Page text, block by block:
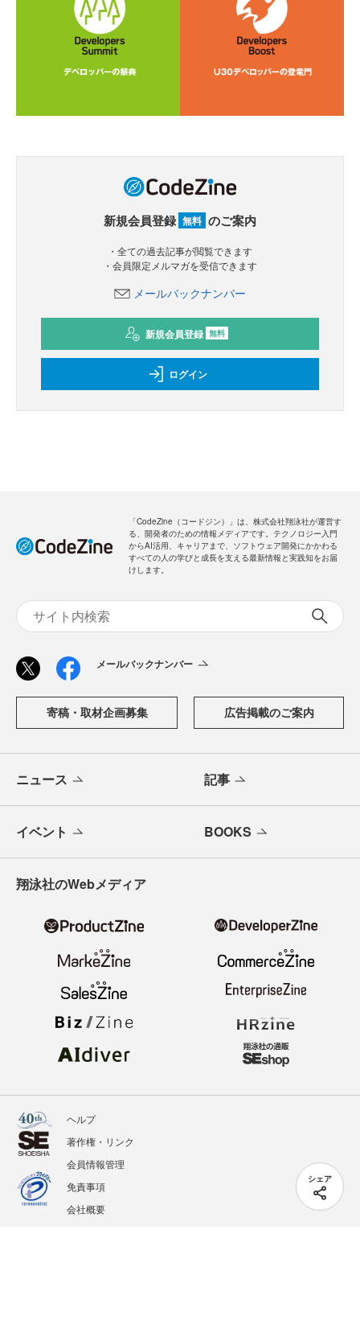
シェア
新規会員登録 無料 のご案内
・全ての過去記事が閲覧できます
・会員限定メルマガを受信できます
メールバックナンバー
新規会員登録 無料
ログイン
「CodeZine（コードジン）」は、株式会社翔泳社が運営す
る、開発者のための情報メディアです。テクノロジー入門
からAI活用、キャリアまで、ソフトウェア開発にかかわる
すべての人の学びと成長を支える最新情報と実践知をお届
けします。
メールバックナンバー
寄稿・取材企画募集 広告掲載のご案内
ニュース 記事
イベント BOOKS
翔泳社のWebメディア
ヘルプ
著作権・リンク
会員情報管理
免責事項
会社概要